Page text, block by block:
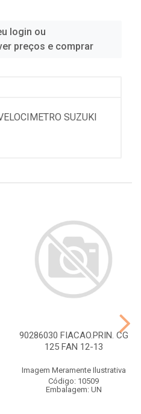
login ou
preços e comprar
SUZUKI
90286030 FIACAO.PRIN. CG
125 FAN 12-13
Imagem Meramente Ilustrativa
Código: 10509
Embalagem: UN